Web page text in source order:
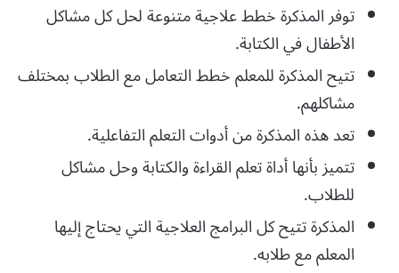
توفر المذكرة خطط علاجية متنوعة لحل كل مشاكل
الأطفال في الكتابة.
تتيح المذكرة للمعلم خطط التعامل مع الطلاب بمختلف
مشاكلهم.
تعد هذه المذكرة من أدوات التعلم التفاعلية.
تتميز بأنها أداة تعلم القراءة والكتابة وحل مشاكل
للطلاب.
المذكرة تتيح كل البرامج العلاجية التي يحتاج إليها
المعلم مع طلابه.